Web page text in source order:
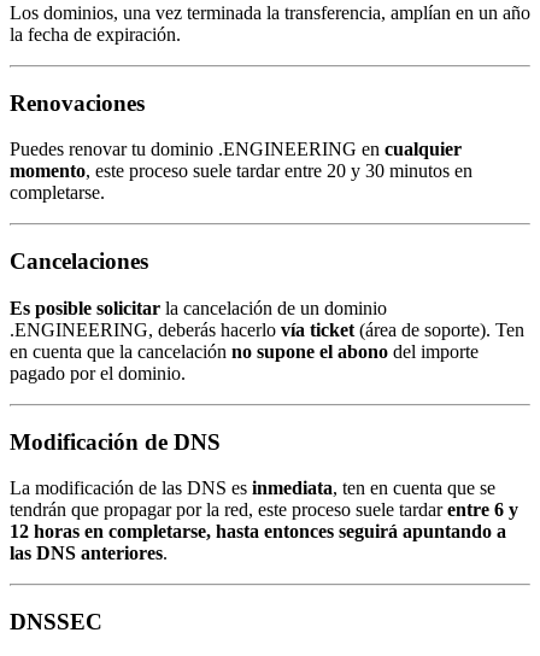
Los dominios, una vez terminada la transferencia, amplían en un año
la fecha de expiración.
Renovaciones
Puedes renovar tu dominio .ENGINEERING en cualquier
momento, este proceso suele tardar entre 20 y 30 minutos en
completarse.
Cancelaciones
Es posible solicitar la cancelación de un dominio
.ENGINEERING, deberás hacerlo vía ticket (área de soporte). Ten
en cuenta que la cancelación no supone el abono del importe
pagado por el dominio.
Modificación de DNS
La modificación de las DNS es inmediata, ten en cuenta que se
tendrán que propagar por la red, este proceso suele tardarentre 6 y
12 horas en completarse, hasta entonces seguirá apuntando a
las DNS anteriores.
DNSSEC